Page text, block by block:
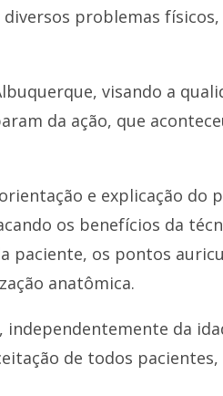
problemas
visando a
da ação, que
e explicação do
os benefícios da
paciente, os pontos
anatômica.
da
de todos